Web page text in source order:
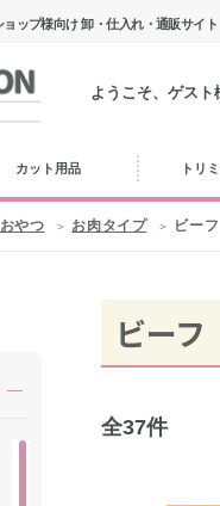
ップ様向け 卸・仕入れ・通販サイト
ようこそ、ゲスト
カット用品 トリ
やつ お肉タイプ ビーフ
ビーフ
全37件